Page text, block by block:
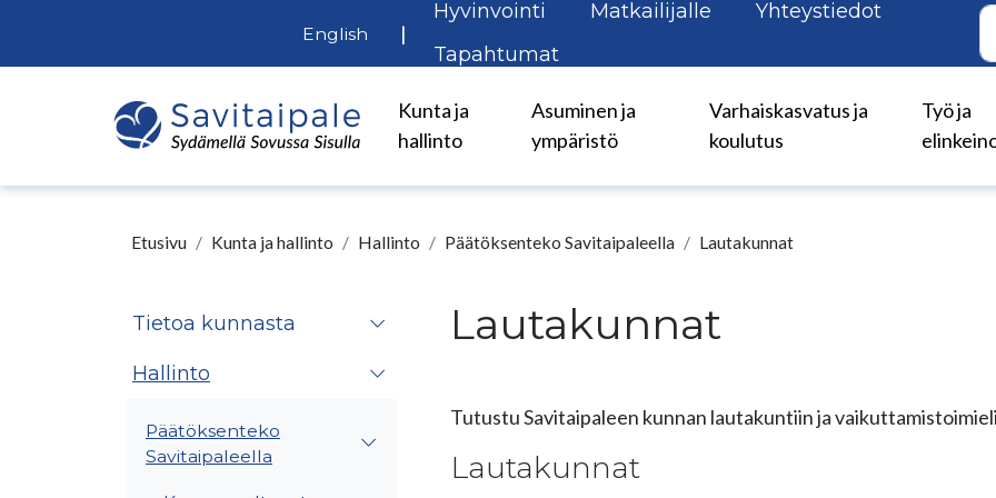
English |
Hyvinvointi Matkailijalle
Yhteystiedot
Tapahtumat
Kunta ja
hallinto
Asuminen ja
ympäristö
Varhaiskasvatus ja
koulutus
Työ ja
Etusivu Kunta ja hallinto Hallinto Päätöksenteko Savitaipaleella Lautakunnat
Tietoa kunnasta
Hallinto
Päätöksenteko
Savitaipaleella
Lautakunnat
Tutustu Savitaipaleen kunnan lautakuntiin ja
Lautakunnat